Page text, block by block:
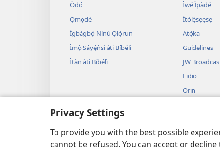
Privacy Settings
To provide you with the best possible
cannot be refused. You can accept or
Ọ̀dọ́
Ọmọdé
Ìgbàgbọ́ Nínú Ọlọ́run
Ìmọ̀ Sáyẹ́ǹsì àti Bíbélì
Ìtàn àti Bíbélì
Ìwé Ìpàdé
Ìtòlẹ́sẹẹsẹ
Atọ́ka
Guidelines
JW
Fídíò
Orin
Bíbélì Kíkà Bí